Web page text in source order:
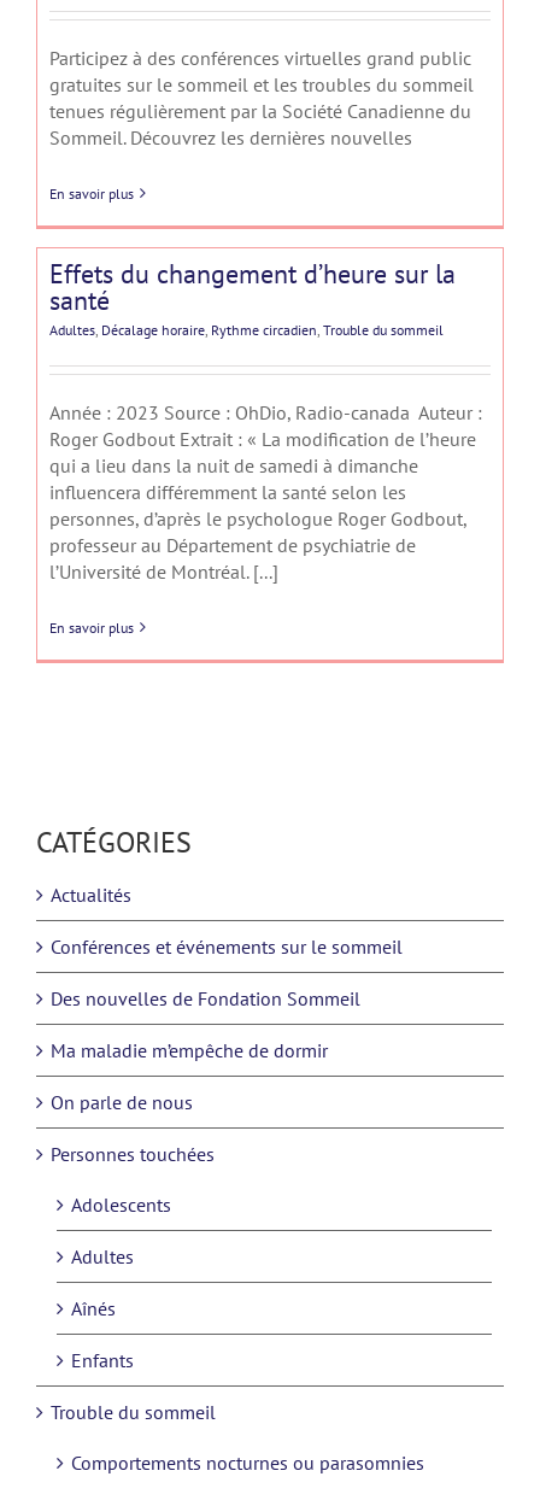
Participez à des conférences virtuelles grand public
gratuites sur le sommeil et les troubles du sommeil
tenues régulièrement par la Société Canadienne du
Sommeil. Découvrez les dernières nouvelles
En savoir plus
Effets du changement d’heure sur la
santé
Adultes Décalage horaire Rythme circadien Trouble du sommeil
Année : 2023 Source : OhDio, Radio-canada Auteur :
Roger Godbout Extrait : « La modification de l’heure
qui a lieu dans la nuit de samedi à dimanche
influencera différemment la santé selon les
personnes, d’après le psychologue Roger Godbout,
professeur au Département de psychiatrie de
l’Université de Montréal. [...]
En savoir plus
CATÉGORIES
Actualités
Conférences et événements sur le sommeil
Des nouvelles de Fondation Sommeil
Ma maladie m’empêche de dormir
On parle de nous
Personnes touchées
Adolescents
Adultes
Aînés
Enfants
Trouble du sommeil
Comportements nocturnes ou parasomnies